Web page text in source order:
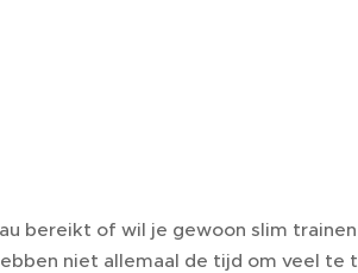
bereikt of wil je gewoon slim
niet allemaal de tijd om veel te